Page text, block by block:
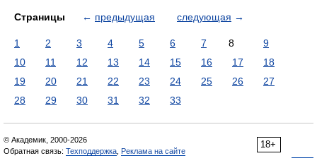
Страницы ← предыдущая следующая →
1 2 3 4 5 6 7 8
9
10
11 12 13 14 15 16 17
18
19
20 21 22 23 24 25 26
27
28
29 30 31 32 33
18+
© Академик, 2000-2026
Обратная связь: Техподдержка Реклама на сайте